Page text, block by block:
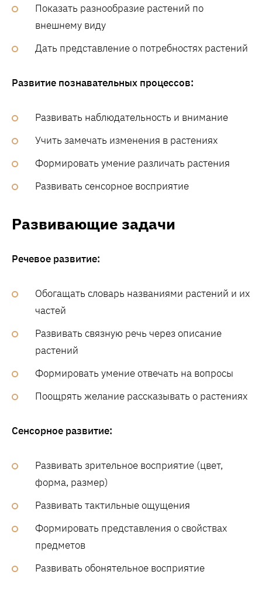
Показать разнообразие растений по
внешнему виду
Дать представление о потребностях растений
Развитие познавательных процессов:
Развивать наблюдательность и внимание
Учить замечать изменения в растениях
Формировать умение различать растения
Развивать сенсорное восприятие
Развивающие задачи
Речевое развитие:
Обогащать словарь названиями растений и их
частей
Развивать связную речь через описание
растений
Формировать умение отвечать на вопросы
Поощрять желание рассказывать о растениях
Сенсорное развитие:
Развивать зрительное восприятие (цвет,
форма, размер)
Развивать тактильные ощущения
Формировать представления о свойствах
предметов
Развивать обонятельное восприятие